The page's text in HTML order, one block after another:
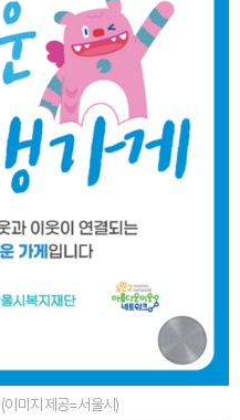
이미지 제공=서울시)